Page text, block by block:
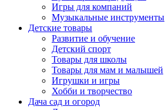
Игры для компаний
Музыкальные инструменты
Детские товары
Развитие и обучение
Детский спорт
Товары для школы
Товары для мам и малышей
Игрушки и игры
Хобби и творчество
Дача сад и огород